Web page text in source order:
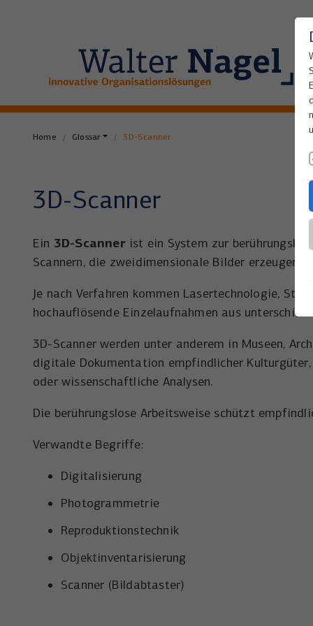
Home Glossar 3D-Scanner
3D-Scanner
Ein 3D-Scannerist ein System zur
Scannern, die zweidimensionale Bilder
Je nach Verfahren kommen Lasertechnologie,
hochauflösende Einzelaufnahmen aus
3D-Scanner werden unter anderem in Museen,
digitale Dokumentation empfindlicher
oder wissenschaftliche Analysen.
Die berührungslose Arbeitsweise schützt
Verwandte Begriffe:
Digitalisierung
Photogrammetrie
Reproduktionstechnik
Objektinventarisierung
Scanner (Bildabtaster)